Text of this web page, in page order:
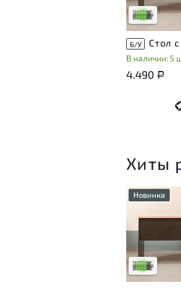
Низкая
Б/У
В наличии: 5
4.490 Р
Хиты
Новинка
Низкая